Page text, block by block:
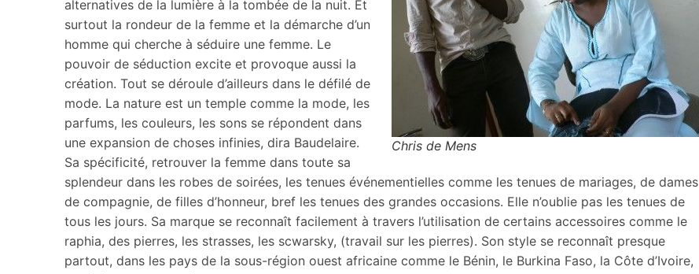
Chris de Mens
alternatives de la lumière à la tombée de la nuit. Et
surtout la rondeur de la femme et la démarche d’un
homme qui cherche à séduire une femme. Le
pouvoir de séduction excite et provoque aussi la
création. Tout se déroule d’ailleurs dans le défilé de
mode. La nature est un temple comme la mode, les
parfums, les couleurs, les sons se répondent dans
une expansion de choses infinies, dira Baudelaire.
Sa spécificité, retrouver la femme dans toute sa
splendeur dans les robes de soirées, les tenues événementielles comme les tenues de mariages, de dames
de compagnie, de filles d’honneur, bref les tenues des grandes occasions. Elle n’oublie pas les tenues de
tous les jours. Sa marque se reconnaît facilement à travers l’utilisation de certains accessoires comme le
raphia, des pierres, les strasses, les scwarsky, (travail sur les pierres). Son style se reconnaît presque
partout, dans les pays de la sous-région ouest africaine comme le Bénin, le Burkina Faso, la Côte d’Ivoire,